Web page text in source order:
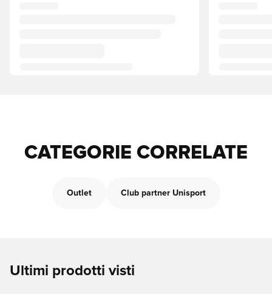
CATEGORIE CORRELATE
Outlet Club partner Unisport
Ultimi prodotti visti